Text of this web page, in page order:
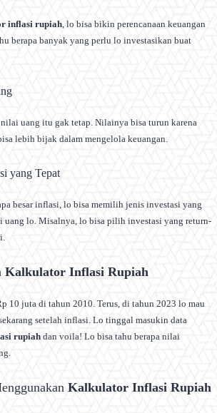
inflasi rupiah , lo bisa bikin perencanaan keuangan
berapa banyak yang perlu lo investasikan buat
uang itu gak tetap. Nilainya bisa turun karena
lebih bijak dalam mengelola keuangan.
yang Tepat
besar inflasi, lo bisa memilih jenis investasi yang
lo. Misalnya, lo bisa pilih investasi yang return-
Kalkulator Inflasi Rupiah
10 juta di tahun 2010. Terus, di tahun 2023 lo mau
setelah inflasi. Lo tinggal masukin data
rupiah dan voila! Lo bisa tahu berapa nilai
Kalkulator Inflasi Rupiah